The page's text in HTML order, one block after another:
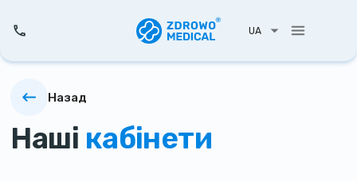
UA
Назад
Наші кабінети